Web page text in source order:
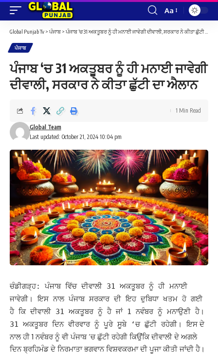
Font
Resizer
Aa
Global Punjab Tv > ਪੰਜਾਬ > ਪੰਜਾਬ ‘ਚ 31 ਅਕਤੂਬਰ ਨੂੰ ਹੀ ਮਨਾਈ ਜਾਵੇਗੀ ਦੀਵਾਲੀ, ਸਰਕਾਰ ਨੇ ਕੀਤਾ ਛੁੱਟੀ ਦਾ ਐਲਾਨ
ਪੰਜਾਬ
ਪੰਜਾਬ ‘ਚ 31 ਅਕਤੂਬਰ ਨੂੰ ਹੀ ਮਨਾਈ ਜਾਵੇਗੀ
ਦੀਵਾਲੀ, ਸਰਕਾਰ ਨੇ ਕੀਤਾ ਛੁੱਟੀ ਦਾ ਐਲਾਨ
Last updated: October 21, 2024 10:04 pm
Global Team
1 Min Read
ਚੰਡੀਗੜ੍ਹ: ਪੰਜਾਬ ਵਿੱਚ ਦੀਵਾਲੀ 31 ਅਕਤੂਬਰ ਨੂੰ ਹੀ ਮਨਾਈ
ਜਾਵੇਗੀ। ਇਸ ਨਾਲ ਪੰਜਾਬ ਸਰਕਾਰ ਦੀ ਇਹ ਦੁਬਿਧਾ ਖਤਮ ਹੋ ਗਈ
ਹੈ ਕਿ ਦੀਵਾਲੀ 31 ਅਕਤੂਬਰ ਨੂੰ ਹੈ ਜਾਂ 1 ਨਵੰਬਰ ਨੂੰ ਮਨਾਉਣੀ ਹੈ।
31 ਅਕਤੂਬਰ ਦਿਨ ਵੀਰਵਾਰ ਨੂੰ ਪੂਰੇ ਸੂਬੇ ‘ਚ ਛੁੱਟੀ ਰਹੇਗੀ।ਇਸ ਦੇ
ਨਾਲ ਹੀ 1 ਨਵੰਬਰ ਨੂੰ ਵੀ ਪੰਜਾਬ ‘ਚ ਛੁੱਟੀ ਰਹੇਗੀ ਕਿਉਂਕਿ ਦੀਵਾਲੀ ਦੇ ਅਗਲੇ
ਦਿਨ ਬ੍ਰਹਿਮੰਡ ਦੇ ਨਿਰਮਾਤਾ ਭਗਵਾਨ ਵਿਸ਼ਵਕਰਮਾ ਦੀ ਪੂਜਾ ਕੀਤੀ ਜਾਂਦੀ ਹੈ।